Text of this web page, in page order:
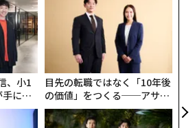
、小1
にし
目先の転職ではなく「10年後
の価値」をつくる──アサイ
ンの長期伴走型支援とは
無
防